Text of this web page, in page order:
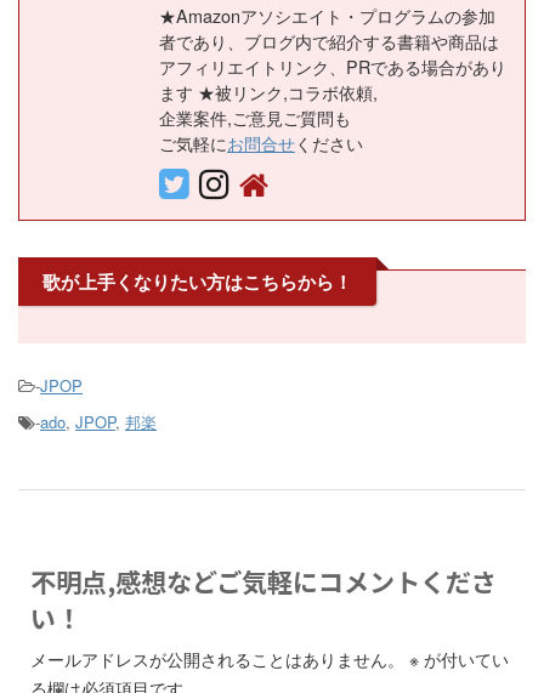
★Amazonアソシエイト・プログラムの参加
者であり、ブログ内で紹介する書籍や商品は
アフィリエイトリンク、PRである場合があり
ます ★被リンク,コラボ依頼,
企業案件,ご意見ご質問も
ご気軽にお問合せください
歌が上手くなりたい方はこちらから！
-JPOP
-ado, JPOP, 邦楽
不明点,感想などご気軽にコメントくださ
い！
メールアドレスが公開されることはありません。 ※ が付いてい
る欄は必須項目です